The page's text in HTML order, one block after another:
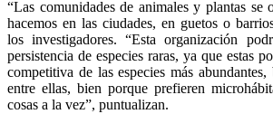
“Las comunidades de animales y plantas se
hacemos en las ciudades, en guetos o
los investigadores. “Esta organización
persistencia de especies raras, ya que estas
competitiva de las especies más
entre ellas, bien porque prefieren
cosas a la vez”, puntualizan.